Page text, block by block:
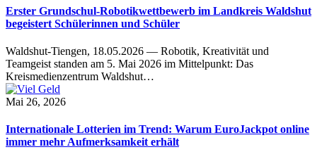
Erster Grundschul-Robotikwettbewerb im Landkreis Waldshut
begeistert Schülerinnen und Schüler
Waldshut-Tiengen, 18.05.2026 — Robotik, Kreativität und
Teamgeist standen am 5. Mai 2026 im Mittelpunkt: Das
Kreismedienzentrum Waldshut…
Mai 26, 2026
Internationale Lotterien im Trend: Warum EuroJackpot online
immer mehr Aufmerksamkeit erhält